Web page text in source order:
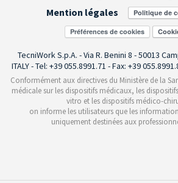
Mention légales
Préférences de cookies
TecniWork S.p.A. - Via R. Benini 8 - 50013
ITALY - Tel: +39 055.8991.71 - Fax: +39
Conformément aux directives du Ministère de la
médicale sur les dispositifs médicaux, les
vitro et les dispositifs médico-
on informe les utilisateurs que les
uniquement destinées aux